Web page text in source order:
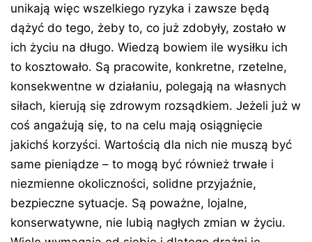
unikają więc wszelkiego ryzyka i zawsze będą
dążyć do tego, żeby to, co już zdobyły, zostało w
ich życiu na długo. Wiedzą bowiem ile wysiłku ich
to kosztowało. Są pracowite, konkretne, rzetelne,
konsekwentne w działaniu, polegają na własnych
siłach, kierują się zdrowym rozsądkiem. Jeżeli już w
coś angażują się, to na celu mają osiągnięcie
jakichś korzyści. Wartością dla nich nie muszą być
same pieniądze – to mogą być również trwałe i
niezmienne okoliczności, solidne przyjaźnie,
bezpieczne sytuacje. Są poważne, lojalne,
konserwatywne, nie lubią nagłych zmian w życiu.